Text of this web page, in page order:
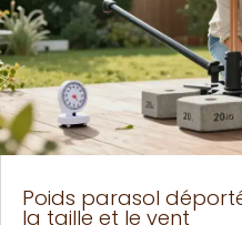
Poids parasol
la taille et le vent